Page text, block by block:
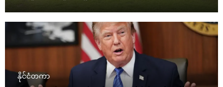
နိုင်ငံတကာ